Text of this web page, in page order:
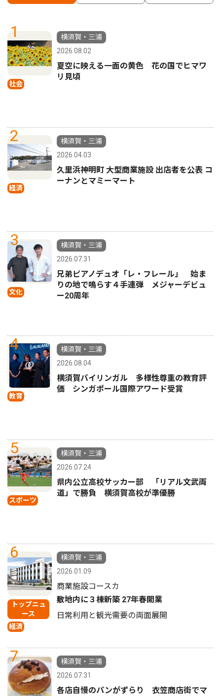
1
社会
横須賀・三浦
2026.08.02
夏空に映える一面の黄色 花の国でヒマワ
リ見頃
2
経済
横須賀・三浦
2026.04.03
久里浜神明町 大型商業施設 出店者を公表 コ
ーナンとマミーマート
3
文化
横須賀・三浦
2026.07.31
兄弟ピアノデュオ「レ・フレール」 始ま
りの地で鳴らす４手連弾 メジャーデビュ
ー20周年
4
教育
横須賀・三浦
2026.08.04
横須賀バイリンガル 多様性尊重の教育評
価 シンガポール国際アワード受賞
5
スポーツ
横須賀・三浦
2026.07.24
県内公立高校サッカー部 「リアル文武両
道」で勝負 横須賀高校が準優勝
6
トップニュ
ース
経済
横須賀・三浦
2026.01.09
商業施設コースカ
敷地内に３棟新築 27年春開業
日常利用と観光需要の両面展開
7
横須賀・三浦
2026.07.31
各店自慢のパンがずらり 衣笠商店街でマ